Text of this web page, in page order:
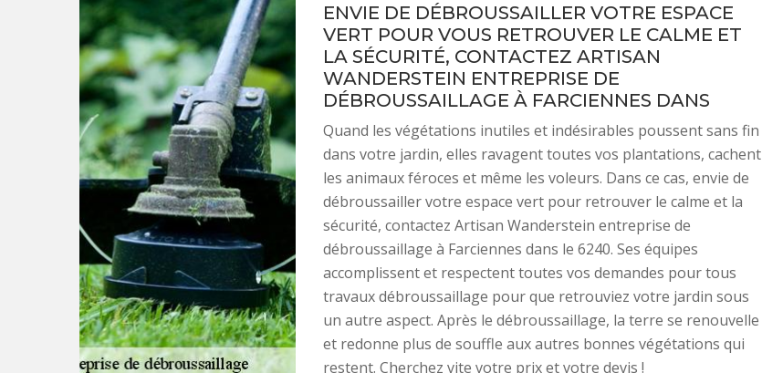
ENVIE DE DÉBROUSSAILLER VOTRE ESPACE
VERT POUR VOUS RETROUVER LE CALME ET
LA SÉCURITÉ, CONTACTEZ ARTISAN
WANDERSTEIN ENTREPRISE DE
DÉBROUSSAILLAGE À FARCIENNES DANS
Quand les végétations inutiles et indésirables poussent sans fin
dans votre jardin, elles ravagent toutes vos plantations, cachent
les animaux féroces et même les voleurs. Dans ce cas, envie de
débroussailler votre espace vert pour retrouver le calme et la
sécurité, contactez Artisan Wanderstein entreprise de
débroussaillage à Farciennes dans le 6240. Ses équipes
accomplissent et respectent toutes vos demandes pour tous
travaux débroussaillage pour que retrouviez votre jardin sous
un autre aspect. Après le débroussaillage, la terre se renouvelle
et redonne plus de souffle aux autres bonnes végétations qui
restent. Cherchez vite votre prix et votre devis !